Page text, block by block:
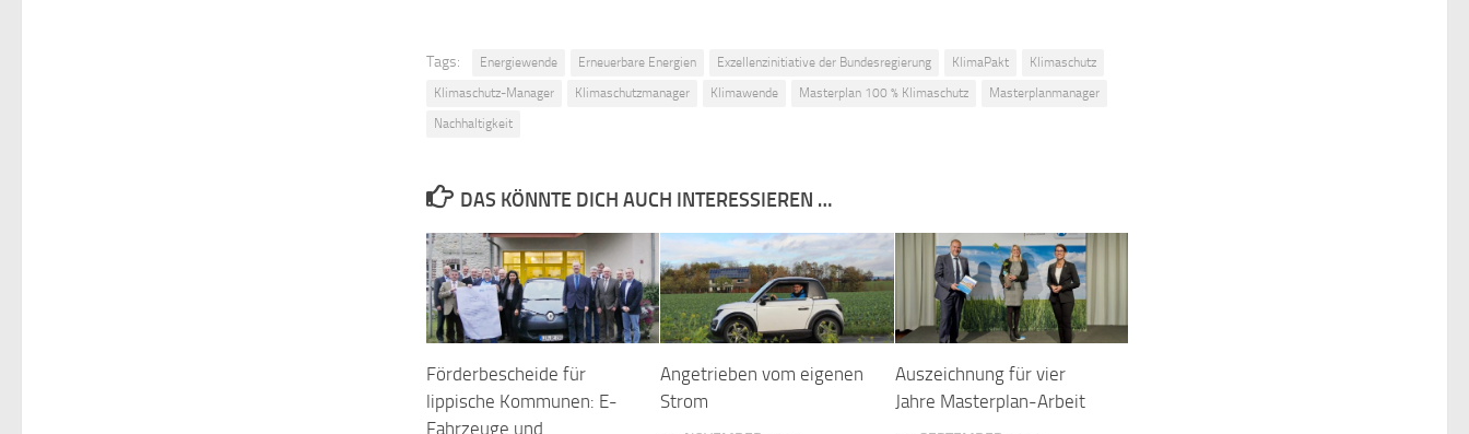
Tags: Energiewende Erneuerbare Energien Exzellenzinitiative der Bundesregierung KlimaPakt
Klimaschutz
Klimaschutz-Manager
Klimaschutzmanager Klimawende Masterplan 100 % Klimaschutz
Masterplanmanager
Nachhaltigkeit
DAS KÖNNTE DICH AUCH INTERESSIEREN …
Förderbescheide für
lippische Kommunen: E-
Fahrzeuge und
Angetrieben vom eigenen
Strom
Auszeichnung für vier
Jahre Masterplan-Arbeit